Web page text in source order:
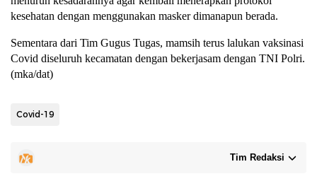
kesehatan dengan menggunakan masker dimanapun berada.
Sementara dari Tim Gugus Tugas, mamsih terus lalukan vaksinasi
Covid diseluruh kecamatan dengan bekerjasam dengan TNI Polri.
(mka/dat)
Covid-19
Tim Redaksi